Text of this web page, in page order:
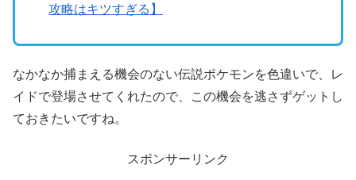
攻略はキツすぎる】
なかなか捕まえる機会のない伝説ポケモンを色違いで、レ
イドで登場させてくれたので、この機会を逃さずゲットし
ておきたいですね。
スポンサーリンク